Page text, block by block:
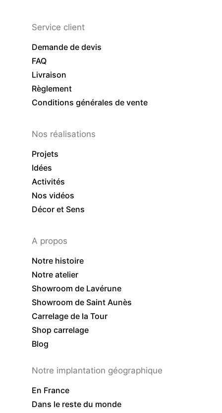
Service client
Demande de devis
FAQ
Livraison
Règlement
Conditions générales de vente
Nos réalisations
Projets
Idées
Activités
Nos vidéos
Décor et Sens
A propos
Notre histoire
Notre atelier
Showroom de Lavérune
Showroom de Saint Aunès
Carrelage de la Tour
Shop carrelage
Blog
Notre implantation géographique
En France
Dans le reste du monde